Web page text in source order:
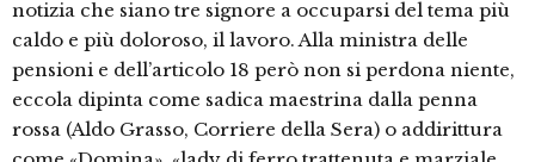
notizia che siano tre signore a occuparsi del tema più
caldo e più doloroso, il lavoro. Alla ministra delle
pensioni e dell’articolo 18 però non si perdona niente,
eccola dipinta come sadica maestrina dalla penna
rossa (Aldo Grasso, Corriere della Sera) o addirittura